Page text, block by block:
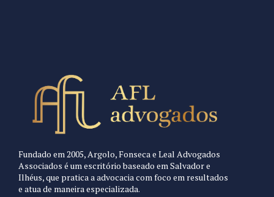
Fundado em 2005, Argolo, Fonseca e Leal Advogados
Associados é um escritório baseado em Salvador e
Ilhéus, que pratica a advocacia com foco em resultados
e atua de maneira especializada.